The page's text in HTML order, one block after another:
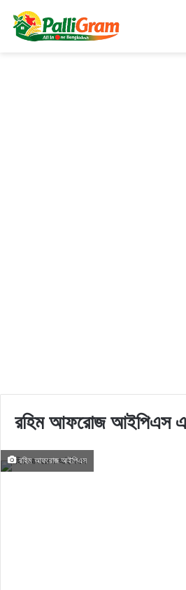
রহিম আফরোজ আইপিএস
রহিম আফরোজ আইপিএস